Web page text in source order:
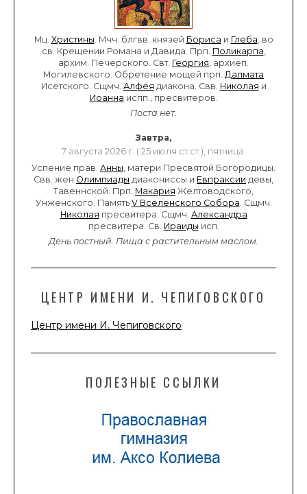
Мц. Христины. Мчч. блгвв. князей Бориса и Глеба, во
св. Крещении Романа и Давида. Прп. Поликарпа,
архим. Печерского. Свт. Георгия, архиеп.
Могилевского. Обретение мощей прп. Далмата
Исетского. Сщмч. Алфея диакона. Свв. Николая и
Иоанна испп., пресвитеров.
Поста нет.
Завтра,
7 августа 2026 г. ( 25 июля ст.ст.), пятница.
Успение прав. Анны, матери Пресвятой Богородицы.
Свв. жен Олимпиады диакониссы и Евпраксии девы,
Тавеннской. Прп. Макария Желтоводского,
Унженского. Память V Вселенского Собора. Сщмч.
Николая пресвитера. Сщмч. Александра
пресвитера. Св. Ираиды исп.
День постный. Пища с растительным маслом.
ЦЕНТР ИМЕНИ И. ЧЕПИГОВСКОГО
Центр имени И. Чепиговского
ПОЛЕЗНЫЕ ССЫЛКИ